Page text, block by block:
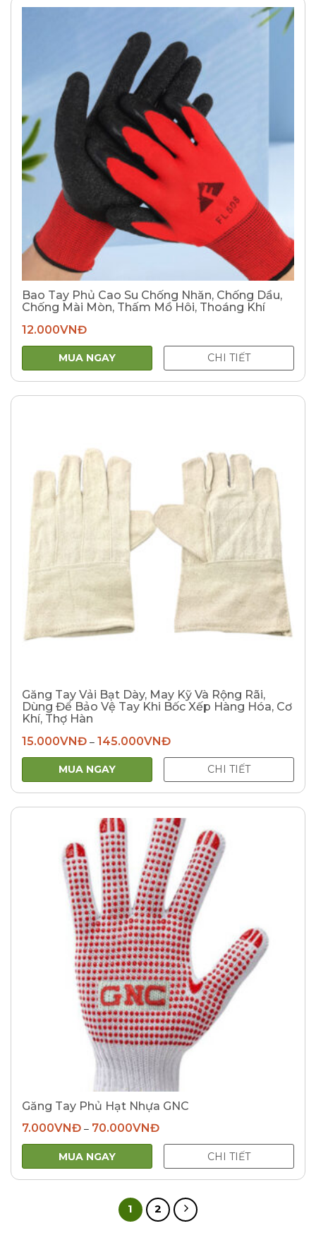
Bao Tay Phủ Cao Su Chống Nhăn, Chống Dầu,
Chống Mài Mòn, Thấm Mồ Hôi, Thoáng Khí
12.000VNĐ
MUA NGAY CHI TIẾT
Găng Tay Vải Bạt Dày, May Kỹ Và Rộng Rãi,
Dùng Để Bảo Vệ Tay Khi Bốc Xếp Hàng Hóa, Cơ
Khí, Thợ Hàn
15.000VNĐ– 145.000VNĐ
MUA NGAY CHI TIẾT
Găng Tay Phủ Hạt Nhựa GNC
7.000VNĐ– 70.000VNĐ
MUA NGAY CHI TIẾT
1 2